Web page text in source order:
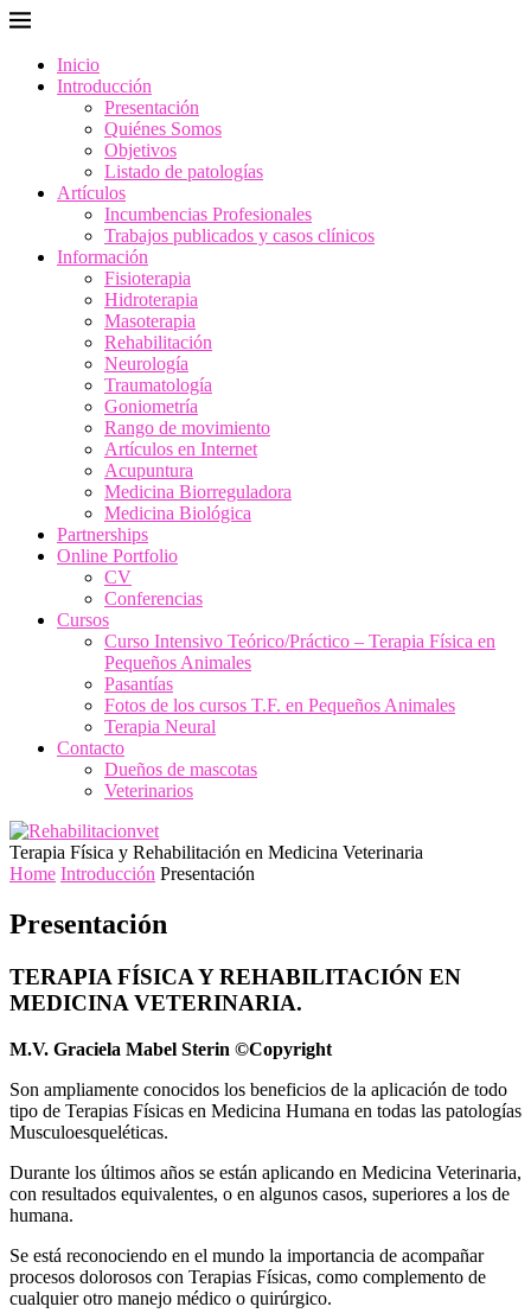
Inicio
Introducción
Presentación
Quiénes Somos
Objetivos
Listado de patologías
Artículos
Incumbencias Profesionales
Trabajos publicados y casos clínicos
Información
Fisioterapia
Hidroterapia
Masoterapia
Rehabilitación
Neurología
Traumatología
Goniometría
Rango de movimiento
Artículos en Internet
Acupuntura
Medicina Biorreguladora
Medicina Biológica
Partnerships
Online Portfolio
CV
Conferencias
Cursos
Curso Intensivo Teórico/Práctico – Terapia Física en
Pequeños Animales
Pasantías
Fotos de los cursos T.F. en Pequeños Animales
Terapia Neural
Contacto
Dueños de mascotas
Veterinarios
Terapia Física y Rehabilitación en Medicina Veterinaria
Home Introducción Presentación
Presentación
TERAPIA FÍSICA Y REHABILITACIÓN EN
MEDICINA VETERINARIA.
M.V. Graciela Mabel Sterin ©Copyright
Son ampliamente conocidos los beneficios de la aplicación de todo
tipo de Terapias Físicas en Medicina Humana en todas las patologías
Musculoesqueléticas.
Durante los últimos años se están aplicando en Medicina Veterinaria,
con resultados equivalentes, o en algunos casos, superiores a los de
humana.
Se está reconociendo en el mundo la importancia de acompañar
procesos dolorosos con Terapias Físicas, como complemento de
cualquier otro manejo médico o quirúrgico.